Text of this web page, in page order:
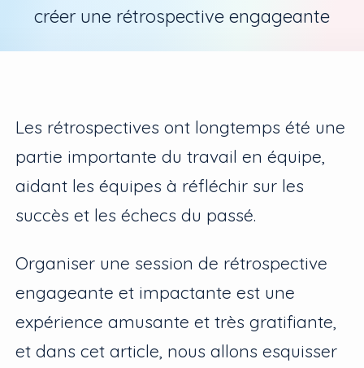
créer une rétrospective engageante
Les rétrospectives ont longtemps été une
partie importante du travail en équipe,
aidant les équipes à réfléchir sur les
succès et les échecs du passé.
Organiser une session de rétrospective
engageante et impactante est une
expérience amusante et très gratifiante,
et dans cet article, nous allons esquisser